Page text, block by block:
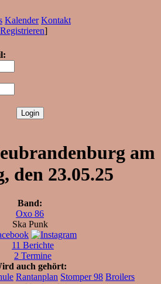
Kalender Kontakt
Registrieren]
am
den 23.05.25
Band:
Oxo 86
Ska Punk
11 Berichte
2 Termine
auch gehört:
Rantanplan Stomper 98 Broilers